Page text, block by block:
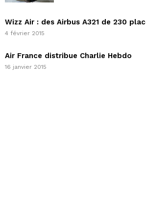
Wizz Air : des Airbus A321 de 230
4 février 2015
Air France distribue Charlie Hebdo
16 janvier 2015